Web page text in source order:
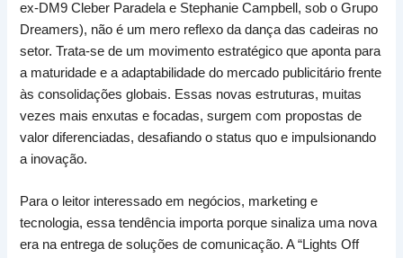
ex-DM9 Cleber Paradela e Stephanie Campbell, sob o Grupo
Dreamers), não é um mero reflexo da dança das cadeiras no
setor. Trata-se de um movimento estratégico que aponta para
a maturidade e a adaptabilidade do mercado publicitário frente
às consolidações globais. Essas novas estruturas, muitas
vezes mais enxutas e focadas, surgem com propostas de
valor diferenciadas, desafiando o status quo e impulsionando
a inovação.
Para o leitor interessado em negócios, marketing e
tecnologia, essa tendência importa porque sinaliza uma nova
era na entrega de soluções de comunicação. A “Lights Off